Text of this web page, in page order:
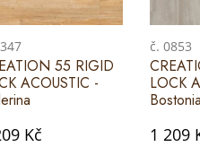
55 RIGID
ACOUSTIC -
Kč
č. 0853
LOCK
1 209